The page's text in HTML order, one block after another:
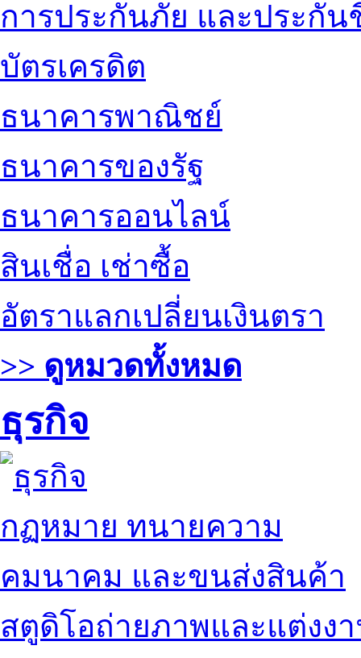
การประกันภัย และประกัน
บัตรเครดิต
ธนาคารพาณิชย์
ธนาคารของรัฐ
ธนาคารออนไลน์
สินเชื่อ เช่าซื้อ
อัตราแลกเปลี่ยนเงินตรา
>> ดูหมวดทั้งหมด
ธุรกิจ
กฏหมาย ทนายความ
คมนาคม และขนส่งสินค้า
สตูดิโอถ่ายภาพและแต่งง